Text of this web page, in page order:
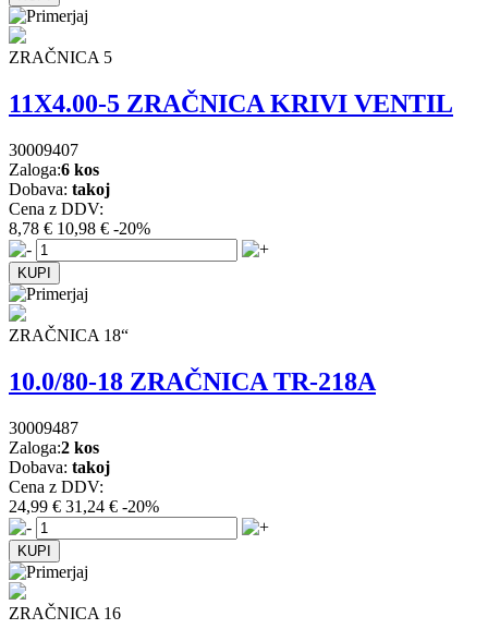
ZRAČNICA 5
11X4.00-5 ZRAČNICA KRIVI VENTIL
30009407
Zaloga:6 kos
Dobava: takoj
Cena z DDV:
8,78 € 10,98 € -20%
ZRAČNICA 18“
10.0/80-18 ZRAČNICA TR-218A
30009487
Zaloga:2 kos
Dobava: takoj
Cena z DDV:
24,99 € 31,24 € -20%
ZRAČNICA 16